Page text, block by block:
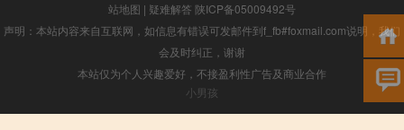
站地图 | 疑难解答 陕ICP备05009492号
声明：本站内容来自互联网，如信息有错误可发邮件到f_fb#foxmail.com说明，我们
会及时纠正，谢谢
本站仅为个人兴趣爱好，不接盈利性广告及商业合作
小男孩